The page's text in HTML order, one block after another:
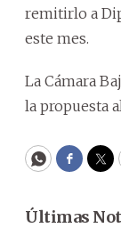
remitirlo a
este mes.
La Cámara
la propuesta
WhatsApp
Últimas